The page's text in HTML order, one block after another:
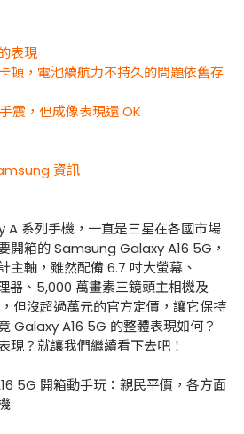
表現
頓，電池續航力不持久的問題依舊存
震，但成像表現還 OK
資訊
A 系列手機，一直是三星在各國市場
開箱的 Samsung Galaxy A16 5G，
主軸，雖然配備 6.7 吋大螢幕、
器、5,000 萬畫素三鏡頭主相機及
但沒超過萬元的官方定價，讓它保持
Galaxy A16 5G 的整體表現如何？
現？就讓我們繼續看下去吧！